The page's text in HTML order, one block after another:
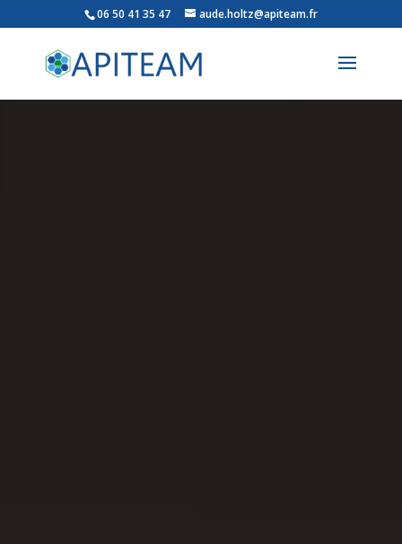
06 50 41 35 47 aude.holtz@apiteam.fr